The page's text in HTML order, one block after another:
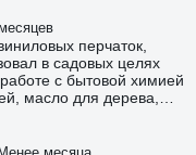
перчаток,
в садовых целях
с бытовой химией
масло для дерева,
Ни одного
Думаю, если не
(со стружкой,